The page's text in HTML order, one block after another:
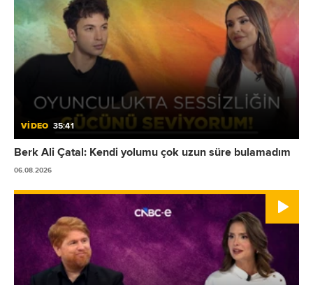
VİDEO 35:41
Berk Ali Çatal: Kendi yolumu çok uzun süre bulamadım
06.08.2026